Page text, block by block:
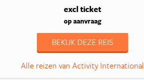
excl ticket
op aanvraag
BEKIJK DEZE REIS
Alle reizen van Activity International